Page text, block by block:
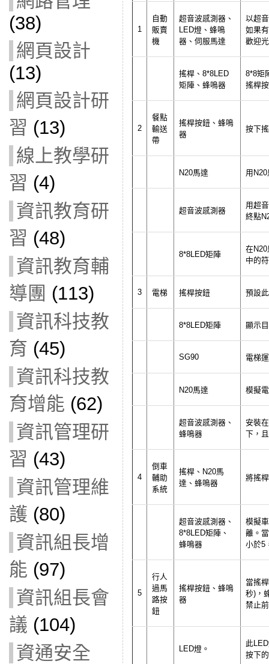
(38)
網頁設計
(13)
網頁設計研
習 (13)
線上教學研
習 (4)
資訊教育研
習 (48)
資訊教育輔
導團 (113)
資訊科技教
育 (45)
資訊科技教
育增能 (62)
資訊管理研
習 (43)
資訊管理維
護 (80)
資訊組長增
能 (97)
資訊組長會
議 (104)
資通安全
1
自動
販賣
機
超音波感測器、
LED燈、蜂鳴
器、伺服馬達
以超
如果
歡迎
搖桿、8*8LED
矩陣、蜂鳴器
8*8矩
搖桿
2
餐點
輸送
帶
搖桿按鈕、蜂鳴
器
按下
N20馬達 用
超音波感測器
用超
終點
8*8LED矩陣
在
中的
3 電梯 搖桿按鈕 預設
8*8LED矩陣 顯示
SG90 電梯
N20馬達 模擬
超音波感測器、
蜂鳴器
安裝
下，
4
倒車
輔助
系統
搖桿、N20馬
達、蜂鳴器
將搖
超音波感測器、
8*8LED矩陣、
蜂鳴器
模擬
離。
小於5
5
行人
過馬
路按
鈕
搖桿按鈕、蜂鳴
器
當搖
秒)，
禁止
LED燈。
此
按下